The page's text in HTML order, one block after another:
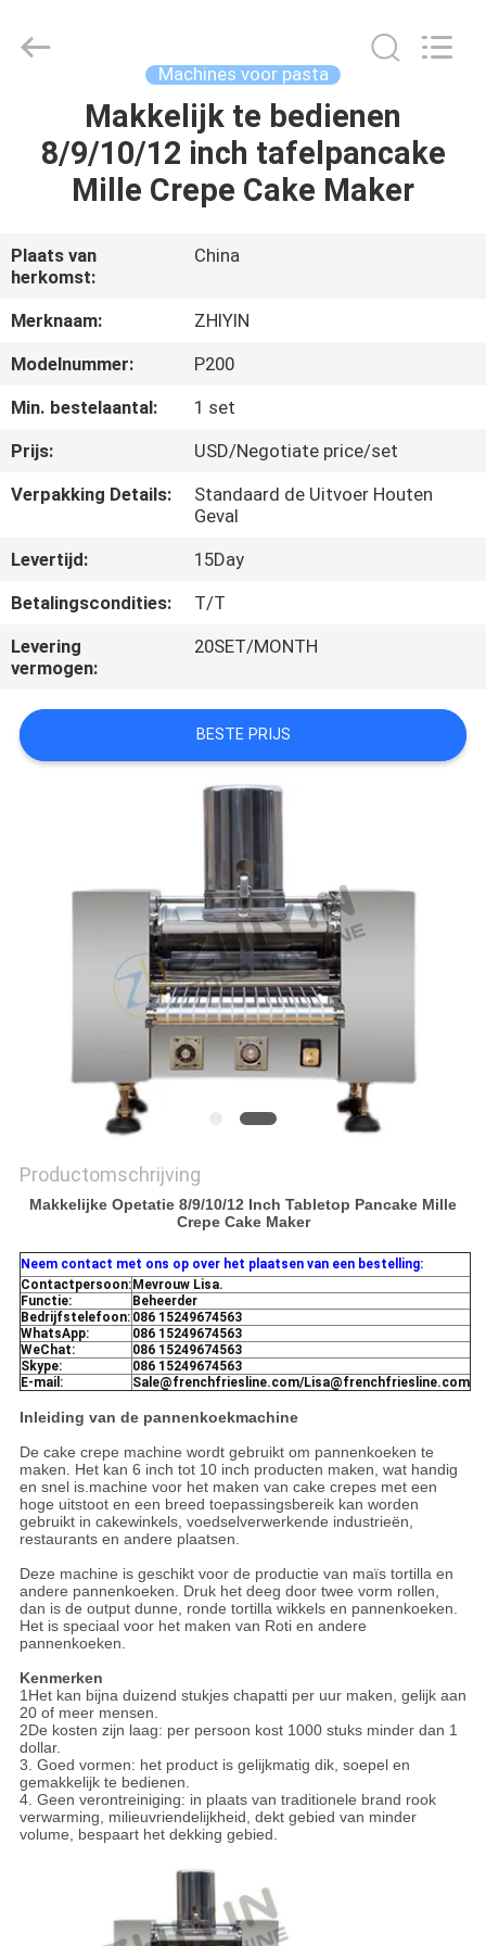
PRODUCTEN
ONGEVEER
ONS
FABRIEKSREIS
CONTACTEER
NIEUWS
GEVALLEN
2021
Developed
Machines voor pasta
Makkelijk te bedienen
8/9/10/12 inch tafelpancake
Mille Crepe Cake Maker
Plaats van
herkomst:
China
Merknaam:
ZHIYIN
Modelnummer:
P200
Min. bestelaantal:
1 set
Prijs:
USD/Negotiate price/set
Verpakking Details:
Standaard de Uitvoer Houten
Geval
Levertijd:
15Day
Betalingscondities:
T/T
Levering
vermogen:
20SET/MONTH
BESTE PRIJS
Productomschrijving
Makkelijke Opetatie 8/9/10/12 Inch Tabletop Pancake Mille
Crepe Cake Maker
Neem contact met ons op over het plaatsen van een bestelling:
Contactpersoon: Mevrouw Lisa.
Functie:
Beheerder
Bedrijfstelefoon: 086 15249674563
WhatsApp:
086 15249674563
WeChat:
086 15249674563
Skype:
086 15249674563
E-mail:
Sale@frenchfriesline.com/Lisa@frenchfriesline.com
Inleiding van de pannenkoekmachine
De cake crepe machine wordt gebruikt om pannenkoeken te
maken. Het kan 6 inch tot 10 inch producten maken, wat handig
en snel is.machine voor het maken van cake crepes met een
hoge uitstoot en een breed toepassingsbereik kan worden
gebruikt in cakewinkels, voedselverwerkende industrieën,
restaurants en andere plaatsen.
Deze machine is geschikt voor de productie van maïs tortilla en
andere pannenkoeken. Druk het deeg door twee vorm rollen,
dan is de output dunne, ronde tortilla wikkels en pannenkoeken.
Het is speciaal voor het maken van Roti en andere
pannenkoeken.
Kenmerken
1Het kan bijna duizend stukjes chapatti per uur maken, gelijk aan
20 of meer mensen.
2De kosten zijn laag: per persoon kost 1000 stuks minder dan 1
dollar.
3. Goed vormen: het product is gelijkmatig dik, soepel en
gemakkelijk te bedienen.
4. Geen verontreiniging: in plaats van traditionele brand rook
verwarming, milieuvriendelijkheid, dekt gebied van minder
volume, bespaart het dekking gebied.